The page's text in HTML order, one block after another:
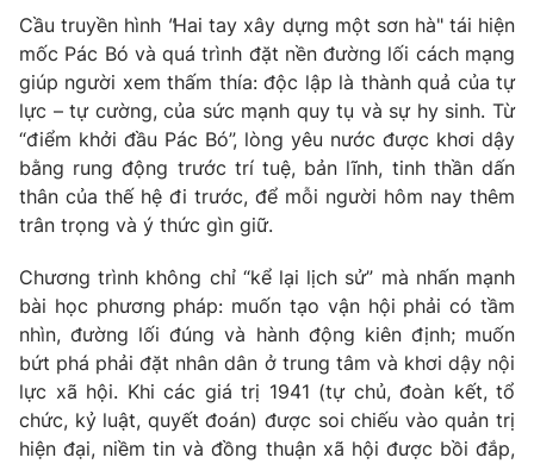
VTV Money VTV Thể thao
VTV Sức khoẻ Bất động sản
Thị trường 24h Tấm lòng Việt
VTV4 Vươn mình bằng AI
VTV9 VTV8
Liên hệ tòa soạn English
Cầu truyền hình "Hai tay xây dựng một sơn hà" tái hiện
mốc Pác Bó và quá trình đặt nền đường lối cách mạng
giúp người xem thấm thía: độc lập là thành quả của tự
lực – tự cường, của sức mạnh quy tụ và sự hy sinh. Từ
“điểm khởi đầu Pác Bó”, lòng yêu nước được khơi dậy
bằng rung động trước trí tuệ, bản lĩnh, tinh thần dấn
thân của thế hệ đi trước, để mỗi người hôm nay thêm
trân trọng và ý thức gìn giữ.
Chương trình không chỉ “kể lại lịch sử” mà nhấn mạnh
bài học phương pháp: muốn tạo vận hội phải có tầm
nhìn, đường lối đúng và hành động kiên định; muốn
bứt phá phải đặt nhân dân ở trung tâm và khơi dậy nội
lực xã hội. Khi các giá trị 1941 (tự chủ, đoàn kết, tổ
chức, kỷ luật, quyết đoán) được soi chiếu vào quản trị
hiện đại, niềm tin và đồng thuận xã hội được bồi đắp,